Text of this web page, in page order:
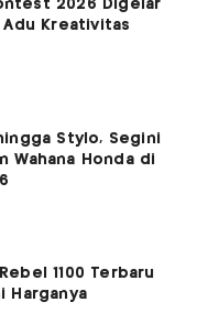
2026 Digelar
Adu Kreativitas
Stylo, Segini
Wahana Honda di
1100 Terbaru
Harganya